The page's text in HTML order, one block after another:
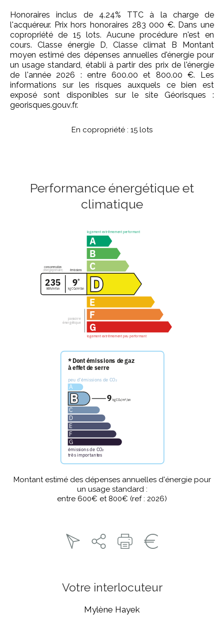
Honoraires inclus de 4.24% TTC à la charge de
l'acquéreur. Prix hors honoraires 283 000 €. Dans une
copropriété de 15 lots. Aucune procédure n'est en
cours. Classe énergie D, Classe climat B Montant
moyen estimé des dépenses annuelles d'énergie pour
un usage standard, établi à partir des prix de l'énergie
de l'année 2026 : entre 600.00 et 800.00 €. Les
informations sur les risques auxquels ce bien est
exposé sont disponibles sur le site Géorisques :
georisques.gouv.fr.
En copropriété : 15 lots
Performance énergétique et
climatique
Montant estimé des dépenses annuelles d'énergie pour
un usage standard :
entre 600€ et 800€ (ref : 2026)
Votre interlocuteur
Mylène Hayek